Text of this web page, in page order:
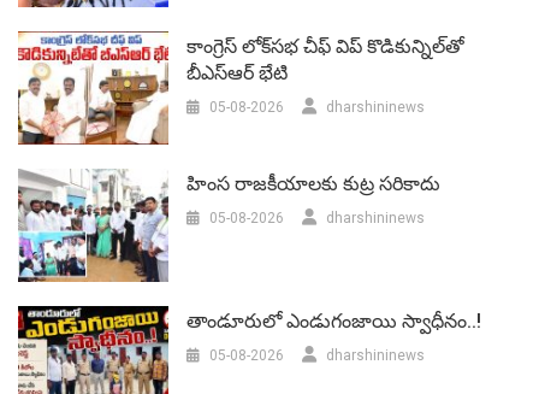
కాంగ్రెస్ లోక్‌సభ చీఫ్ విప్ కొడికున్నిల్‌తో
బీఎస్‌ఆర్‌ భేటి
05-08-2026 dharshininews
హింస రాజకీయాలకు కుట్ర సరికాదు
05-08-2026 dharshininews
తాండూరులో ఎండుగంజాయి స్వాధీనం..!
05-08-2026 dharshininews